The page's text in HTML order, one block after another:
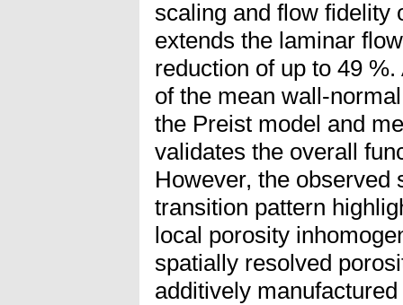
scaling and flow fidelity
extends the laminar
reduction of up to 49
of the mean wall-
the Preist model and
validates the overall
However, the observed
transition pattern
local porosity
spatially resolved
additively